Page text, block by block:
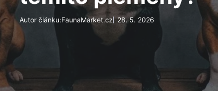
Autor článku:FaunaMarket.cz 28. 5. 2026